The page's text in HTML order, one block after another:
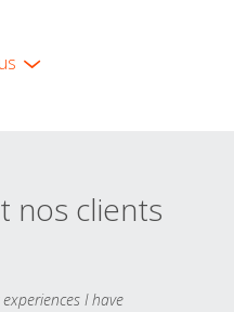
nos clients
I have